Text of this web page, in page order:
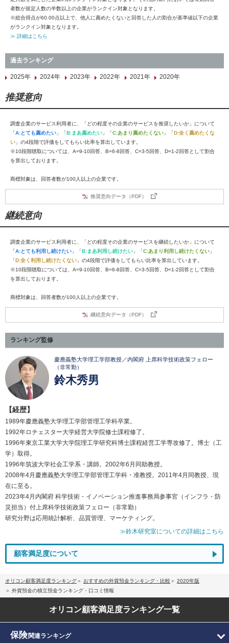
者数が規定人数の半数以上の企業がランクイン対象となります。
※総合得点が60.00点以上で、他人に薦めたくないと回答した人の割合が基準値以下の企業
がランクイン対象となります。
≫ 詳細はこちら
過去ランキング
2025年 2024年 2023年 2022年 2021年 2020年
推奨意向
調査企業のサービス利用者に、「どの程度その企業のサービスを推奨したいか」について
「A:とても薦めたい 」「B:まあ薦めたい 」「C:あまり薦めたくない 」「D:全く薦めたくな
い 」の4段階で評価をしてもらい比率を算出しています。
※10段階聴取については、A=9-10回答、B=6-8回答、C=3-5回答、D=1-2回答として割合
を算出しております。
商標対象は、回答者数が100人以上の企業です。
推奨意向データ（PDF）
継続意向
調査企業のサービス利用者に、「どの程度その企業のサービスを継続したいか」について
「A:とても利用し続けたい 」「B:まあ利用し続けたい 」「C:あまり利用し続けたくない 」
「D:全く利用し続けたくない 」の4段階で評価をしてもらい比率を算出しています。
※10段階聴取については、A=9-10回答、B=6-8回答、C=3-5回答、D=1-2回答として割合
を算出しております。
商標対象は、回答者数が100人以上の企業です。
継続意向データ（PDF）
ランキング監修
慶應義塾大学理工学部教授／内閣府 上席科学技術政策フェロー
（非常勤）
鈴木秀男
【経歴】
1989年慶應義塾大学理工学部管理工学科卒業。
1992年ロチェスター大学経営大学院修士課程修了。
1996年東京工業大学大学院理工学研究科博士課程経営工学専攻修了。博士（工
学）取得。
1996年筑波大学社会工学系・講師。2002年6月同助教授。
2008年4月慶應義塾大学理工学部管理工学科・准教授。2011年4月同教授、現
在に至る。
2023年4月内閣府 科学技術・イノベーション推進事務局参事官（インフラ・防
災担当）付上席科学技術政策フェロー（非常勤）
研究分野は応用統計解析、品質管理、マーケティング。
≫鈴木研究室についての詳細はこちら
顧客満足度について
オリコン顧客満足度ランキング おすすめの外貨預金ランキング・比較
2020年版
外貨預金の積立預金ランキング・口コミ情報
オリコン顧客満足度ランキング一覧
保険関連ランキング